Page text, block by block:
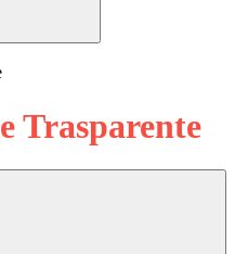
Trasparente